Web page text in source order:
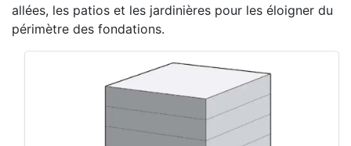
allées, les patios et les jardinières pour les éloigner du
périmètre des fondations.